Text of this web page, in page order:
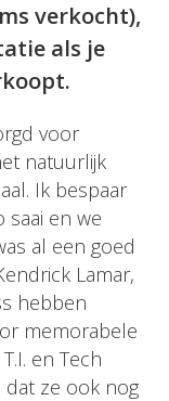
verkocht),
als je
voor
natuurlijk
Ik bespaar
saai en we
al een goed
Lamar,
hebben
memorabele
en Tech
ze ook nog